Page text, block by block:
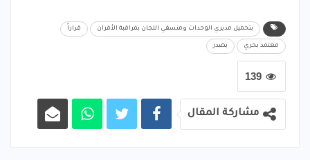
بتحميل مديري الوحدات ومنسقي اللجان بمراقبة الأفران قراراً
معتمد بحري يصدر
139
مشاركة المقال